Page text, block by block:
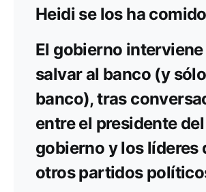
Heidi se los ha
El gobierno
salvar al banco (y
banco), tras
entre el presidente del
gobierno y los líderes
otros partidos